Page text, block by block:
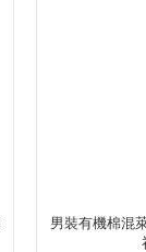
男裝有機棉混